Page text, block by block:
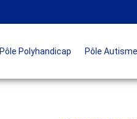
Pôle Polyhandicap Pôle Autisme